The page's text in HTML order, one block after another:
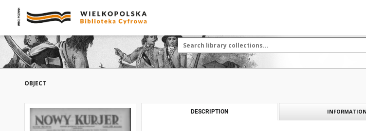
OBJECT
DESCRIPTION INFORMATION